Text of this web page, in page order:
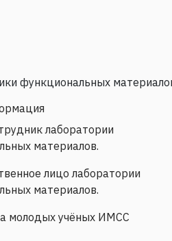
функциональных
лаборатории
материалов.
лицо лаборатории
материалов.
молодых учёных ИМСС